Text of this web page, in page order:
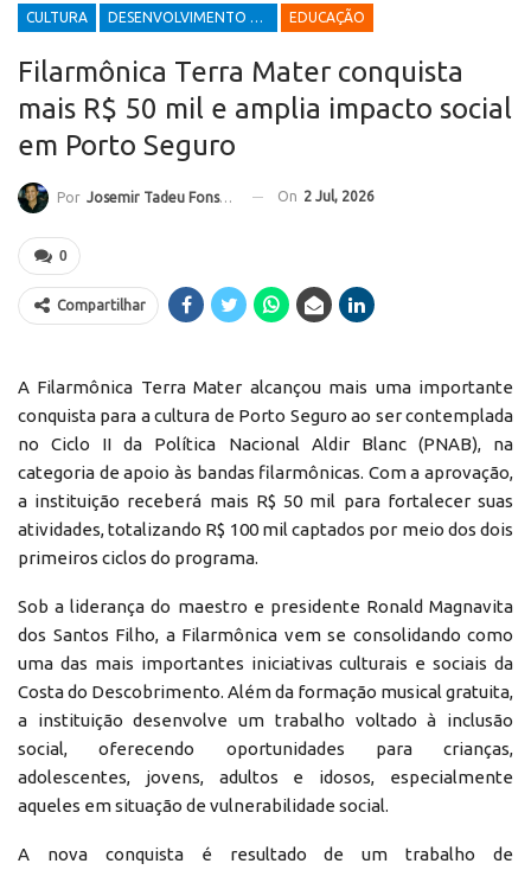
CULTURA DESENVOLVIMENTO ECONÔMICO E SOCIAL EDUCAÇÃO
Filarmônica Terra Mater conquista
mais R$ 50 mil e amplia impacto social
em Porto Seguro
Por Josemir Tadeu Fonseca On 2 Jul, 2026
0
Compartilhar
A Filarmônica Terra Mater alcançou mais uma importante
conquista para a cultura de Porto Seguro ao ser contemplada
no Ciclo II da Política Nacional Aldir Blanc (PNAB), na
categoria de apoio às bandas filarmônicas. Com a aprovação,
a instituição receberá mais R$ 50 mil para fortalecer suas
atividades, totalizando R$ 100 mil captados por meio dos dois
primeiros ciclos do programa.
Sob a liderança do maestro e presidente Ronald Magnavita
dos Santos Filho, a Filarmônica vem se consolidando como
uma das mais importantes iniciativas culturais e sociais da
Costa do Descobrimento. Além da formação musical gratuita,
a instituição desenvolve um trabalho voltado à inclusão
social, oferecendo oportunidades para crianças,
adolescentes, jovens, adultos e idosos, especialmente
aqueles em situação de vulnerabilidade social.
A nova conquista é resultado de um trabalho de